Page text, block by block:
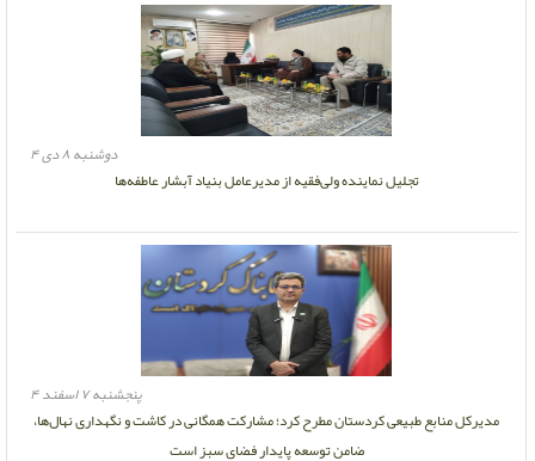
مدیرکل منابع طبیعی کردستان مطرح کرد؛ مشارکت همگانی در کاشت و نگهداری نهال‌ها،
ضامن توسعه پایدار فضای سبز است
پنجشنبه ۷ اسفند ۴
تجلیل نماینده ولی‌فقیه از مدیرعامل بنیاد آبشار عاطفه‌ها
دوشنبه ۸ دی ۴